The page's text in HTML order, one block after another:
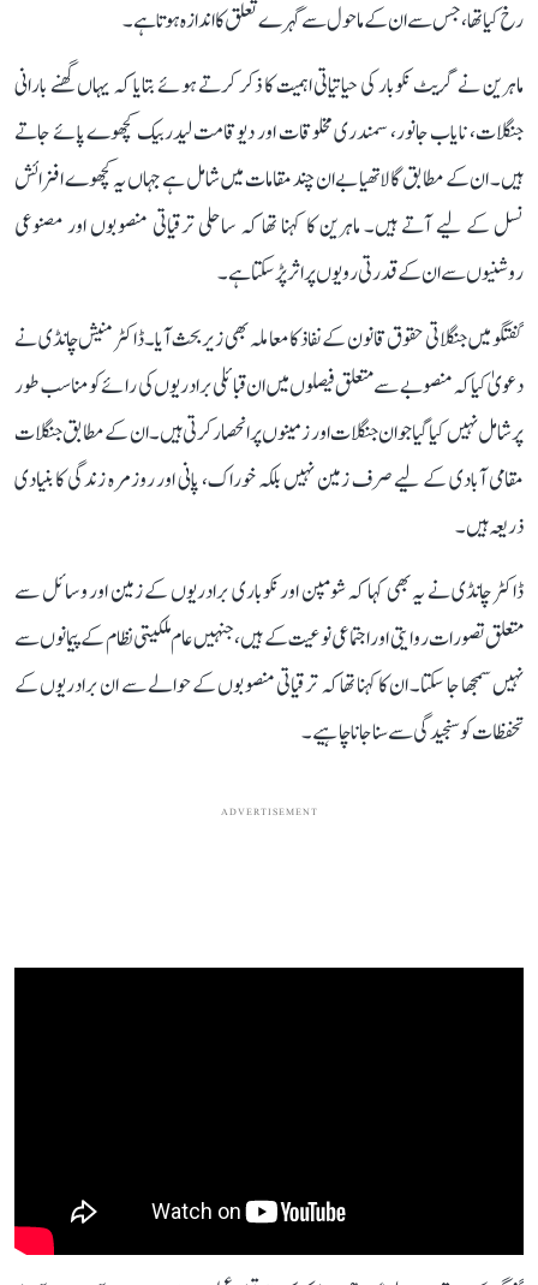
رخ کیا تھا، جس سے ان کے ماحول سے گہرے تعلق کا اندازہ ہوتا ہے۔
ماہرین نے گریٹ نکوبار کی حیاتیاتی اہمیت کا ذکر کرتے ہوئے بتایا کہ یہاں گھنے بارانی
جنگلات، نایاب جانور، سمندری مخلوقات اور دیوقامت لیدربیک کچھوے پائے جاتے
ہیں۔ ان کے مطابق گالاتھیا بے ان چند مقامات میں شامل ہے جہاں یہ کچھوے افزائش
نسل کے لیے آتے ہیں۔ ماہرین کا کہنا تھا کہ ساحلی ترقیاتی منصوبوں اور مصنوعی
روشنیوں سے ان کے قدرتی رویوں پر اثر پڑ سکتا ہے۔
گفتگو میں جنگلاتی حقوق قانون کے نفاذ کا معاملہ بھی زیر بحث آیا۔ ڈاکٹر منیش چانڈی نے
دعویٰ کیا کہ منصوبے سے متعلق فیصلوں میں ان قبائلی برادریوں کی رائے کو مناسب طور
پر شامل نہیں کیا گیا جو ان جنگلات اور زمینوں پر انحصار کرتی ہیں۔ ان کے مطابق جنگلات
مقامی آبادی کے لیے صرف زمین نہیں بلکہ خوراک، پانی اور روزمرہ زندگی کا بنیادی
ذریعہ ہیں۔
ڈاکٹر چانڈی نے یہ بھی کہا کہ شومپن اور نکوباری برادریوں کے زمین اور وسائل سے
متعلق تصورات روایتی اور اجتماعی نوعیت کے ہیں، جنہیں عام ملکیتی نظام کے پیمانوں سے
نہیں سمجھا جا سکتا۔ ان کا کہنا تھا کہ ترقیاتی منصوبوں کے حوالے سے ان برادریوں کے
تحفظات کو سنجیدگی سے سنا جانا چاہیے۔
ADVERTISEMENT